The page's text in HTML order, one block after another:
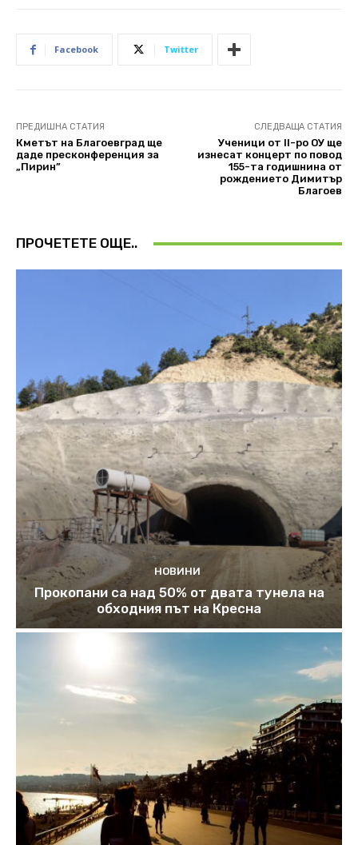
Facebook Twitter
ПРЕДИШНА СТАТИЯ
Кметът на Благоевград ще
даде пресконференция за
„Пирин”
СЛЕДВАЩА СТАТИЯ
Ученици от II-ро ОУ ще
изнесат концерт по повод
155-та годишнина от
рождението Димитър
Благоев
ПРОЧЕТЕТЕ ОЩЕ..
НОВИНИ
Прокопани са над 50% от двата тунела на
обходния път на Кресна